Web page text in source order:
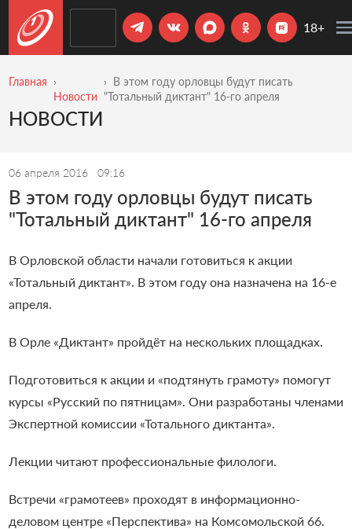
18+
Главная
Новости
В этом году орловцы будут писать
"Тотальный диктант" 16-го апреля
НОВОСТИ
06 апреля 2016 09:16
В этом году орловцы будут писать
"Тотальный диктант" 16-го апреля
В Орловской области начали готовиться к акции
«Тотальный диктант». В этом году она назначена на 16-е
апреля.
В Орле «Диктант» пройдёт на нескольких площадках.
Подготовиться к акции и «подтянуть грамоту» помогут
курсы «Русский по пятницам». Они разработаны членами
Экспертной комиссии «Тотального диктанта».
Лекции читают профессиональные филологи.
Встречи «грамотеев» проходят в информационно-
деловом центре «Перспектива» на Комсомольской 66.